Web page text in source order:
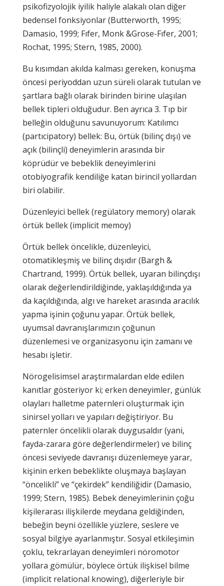
psikofizyolojik iyilik haliyle alakalı olan diğer
bedensel fonksiyonlar (Butterworth, 1995;
Damasio, 1999; Fıfer, Monk &Grose-Fıfer, 2001;
Rochat, 1995; Stern, 1985, 2000).
Bu kısımdan akılda kalması gereken, konuşma
öncesi periyoddan uzun süreli olarak tutulan ve
şartlara bağlı olarak birinden birine ulaşılan
bellek tipleri olduğudur. Ben ayrıca 3. Tıp bir
belleğin olduğunu savunuyorum: Katılımcı
(partıcipatory) bellek: Bu, örtük (bilinç dışı) ve
açık (bilinçli) deneyimlerin arasında bir
köprüdür ve bebeklik deneyimlerini
otobiyografik kendiliğe katan birincil yollardan
biri olabilir.
Düzenleyici bellek (regülatory memory) olarak
örtük bellek (implicit memoy)
Örtük bellek öncelikle, düzenleyici,
otomatikleşmiş ve bilinç dışıdır (Bargh &
Chartrand, 1999). Örtük bellek, uyaran bilinçdışı
olarak değerlendirildiğinde, yaklaşıldığında ya
da kaçıldığında, algı ve hareket arasında aracılık
yapma işinin çoğunu yapar. Örtük bellek,
uyumsal davranışlarımızın çoğunun
düzenlemesi ve organizasyonu için zamanı ve
hesabı işletir.
Nörogelisimsel araştırmalardan elde edilen
kanıtlar gösteriyor ki; erken deneyimler, günlük
olayları halletme paternleri oluşturmak için
sinirsel yolları ve yapıları değiştiriyor. Bu
paternler öncelikli olarak duygusaldır (yani,
fayda-zarara göre değerlendirmeler) ve bilinç
öncesi seviyede davranışı düzenlemeye yarar,
kişinin erken bebeklikte oluşmaya başlayan
“öncelikli” ve “çekirdek” kendiliğidir (Damasio,
1999; Stern, 1985). Bebek deneyimlerinin çoğu
kişilerarası ilişkilerde meydana geldiğinden,
bebeğin beyni özellikle yüzlere, seslere ve
sosyal bilgiye ayarlanmıştır. Sosyal etkileşimin
çoklu, tekrarlayan deneyimleri nöromotor
yollara gömülür, böylece örtük ilişkisel bilme
(implicit relational knowing), diğerleriyle bir